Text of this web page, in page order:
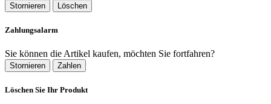
Stornieren Löschen
Zahlungsalarm
Sie können die Artikel kaufen, möchten Sie fortfahren?
Stornieren Zahlen
Löschen Sie Ihr Produkt